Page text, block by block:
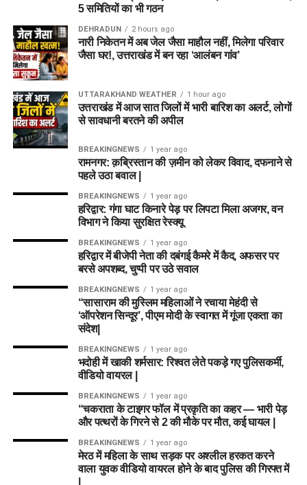
5 समितियों का भी गठन
DEHRADUN 2 hours ago
नारी निकेतन में अब जेल जैसा माहौल नहीं, मिलेगा परिवार
जैसा घर!, उत्तराखंड में बन रहा ‘आलंबन गांव’
UTTARAKHAND WEATHER 1 hour ago
उत्तराखंड में आज सात जिलों में भारी बारिश का अलर्ट, लोगों
से सावधानी बरतने की अपील
BREAKINGNEWS 1 year ago
रामनगर: क़ब्रिस्तान की ज़मीन को लेकर विवाद, दफनाने से
पहले उठा बवाल |
BREAKINGNEWS 1 year ago
हरिद्वार: गंगा घाट किनारे पेड़ पर लिपटा मिला अजगर, वन
विभाग ने किया सुरक्षित रेस्क्यू
BREAKINGNEWS 1 year ago
हरिद्वार में बीजेपी नेता की दबंगई कैमरे में कैद, अफसर पर
बरसे अपशब्द, चुप्पी पर उठे सवाल
BREAKINGNEWS 1 year ago
“सासाराम की मुस्लिम महिलाओं ने रचाया मेहंदी से
‘ऑपरेशन सिन्दूर’, पीएम मोदी के स्वागत में गूंजा एकता का
संदेश|
BREAKINGNEWS 1 year ago
भदोही में खाकी शर्मसार: रिश्वत लेते पकड़े गए पुलिसकर्मी,
वीडियो वायरल |
BREAKINGNEWS 1 year ago
“चकराता के टाइगर फॉल में प्रकृति का कहर — भारी पेड़
और पत्थरों के गिरने से 2 की मौके पर मौत, कई घायल |
BREAKINGNEWS 1 year ago
मेरठ में महिला के साथ सड़क पर अश्लील हरकत करने
वाला युवक वीडियो वायरल होने के बाद पुलिस की गिरफ्त में